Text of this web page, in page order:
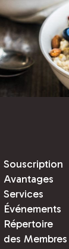
Souscription
Avantages
Services
Événements
Répertoire
des Membres